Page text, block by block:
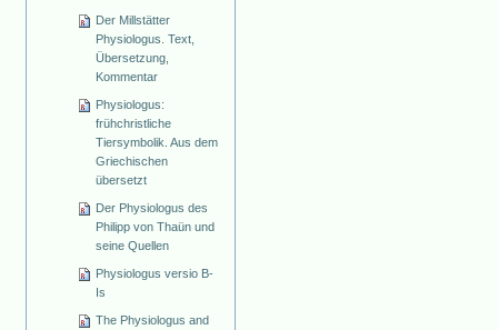
Der Millstätter
Physiologus. Text,
Übersetzung,
Kommentar
Physiologus:
frühchristliche
Tiersymbolik. Aus dem
Griechischen
übersetzt
Der Physiologus des
Philipp von Thaün und
seine Quellen
Physiologus versio B-
Is
The Physiologus and